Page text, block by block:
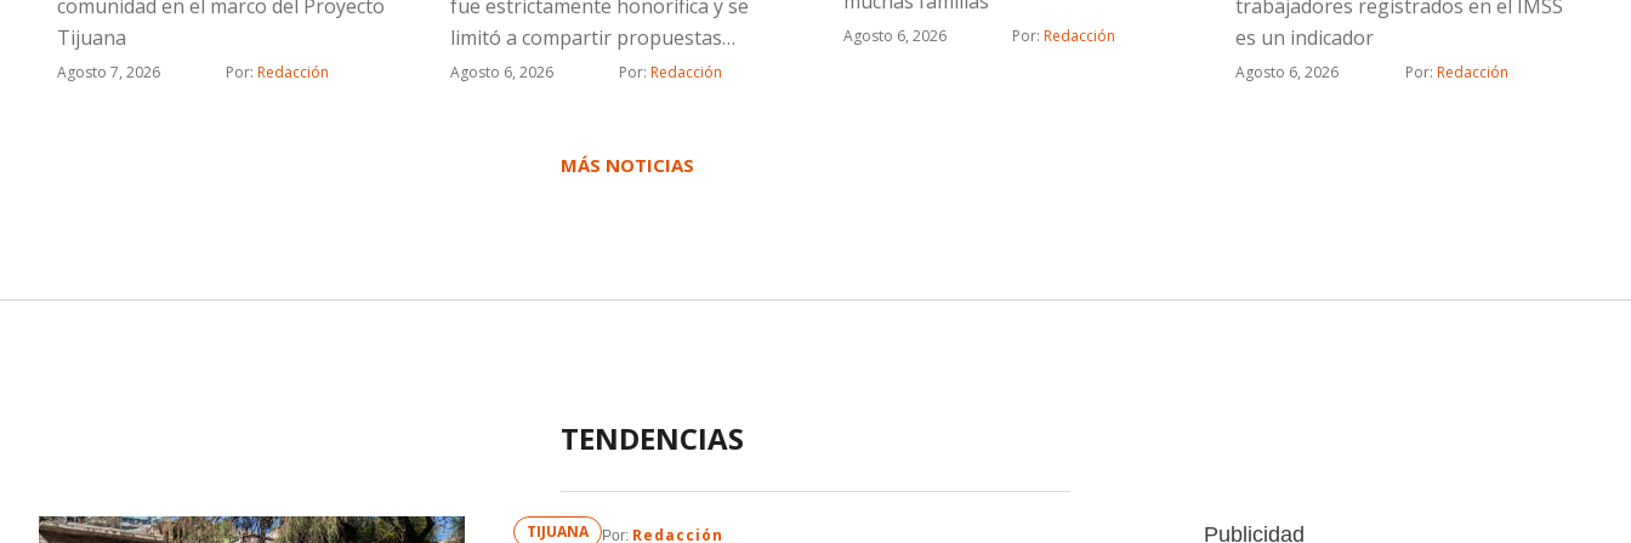
tentáculos que maneja el cártel
comunidad en el marco del Proyecto
Tijuana
Agosto 7, 2026 Por: Redacción
fue estrictamente honorífica y se
limitó a compartir propuestas
relacionadas con proyectos
Agosto 6, 2026 Por: Redacción
Agosto 6, 2026 Por: Redacción
trabajadores registrados en el IMSS
es un indicador
Agosto 6, 2026 Por: Redacción
MÁS NOTICIAS
TENDENCIAS
TIJUANA Por: Redacción Publicidad